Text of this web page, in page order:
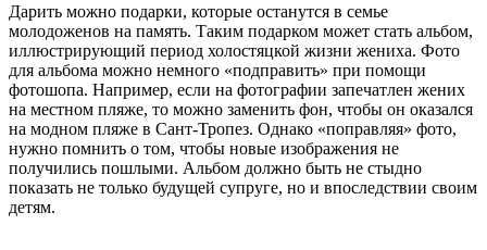
Дарить можно подарки, которые останутся в семье
молодоженов на память. Таким подарком может стать альбом,
иллюстрирующий период холостяцкой жизни жениха. Фото
для альбома можно немного «подправить» при помощи
фотошопа. Например, если на фотографии запечатлен жених
на местном пляже, то можно заменить фон, чтобы он оказался
на модном пляже в Сант-Тропез. Однако «поправляя» фото,
нужно помнить о том, чтобы новые изображения не
получились пошлыми. Альбом должно быть не стыдно
показать не только будущей супруге, но и впоследствии своим
детям.